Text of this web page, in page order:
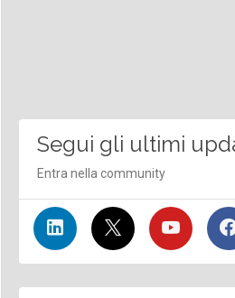
Segui gli ultimi
Entra nella community